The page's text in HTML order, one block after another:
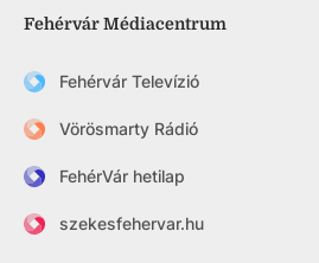
Fehérvár Médiacentrum
Fehérvár Televízió
Vörösmarty Rádió
FehérVár hetilap
szekesfehervar.hu